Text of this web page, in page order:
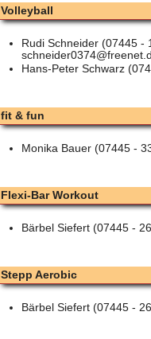
Volleyball
Rudi Schneider (07445 -
Hans-Peter Schwarz
fit & fun
Monika Bauer (07445 -
Flexi-Bar Workout
Bärbel Siefert (07445 -
Stepp Aerobic
Bärbel Siefert (07445 -